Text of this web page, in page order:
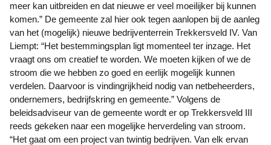
meer kan uitbreiden en dat nieuwe er veel moeilijker bij kunnen
komen.” De gemeente zal hier ook tegen aanlopen bij de aanleg
van het (mogelijk) nieuwe bedrijventerrein Trekkersveld IV. Van
Liempt: “Het bestemmingsplan ligt momenteel ter inzage. Het
vraagt ons om creatief te worden. We moeten kijken of we de
stroom die we hebben zo goed en eerlijk mogelijk kunnen
verdelen. Daarvoor is vindingrijkheid nodig van netbeheerders,
ondernemers, bedrijfskring en gemeente.” Volgens de
beleidsadviseur van de gemeente wordt er op Trekkersveld III
reeds gekeken naar een mogelijke herverdeling van stroom.
“Het gaat om een project van twintig bedrijven. Van elk ervan